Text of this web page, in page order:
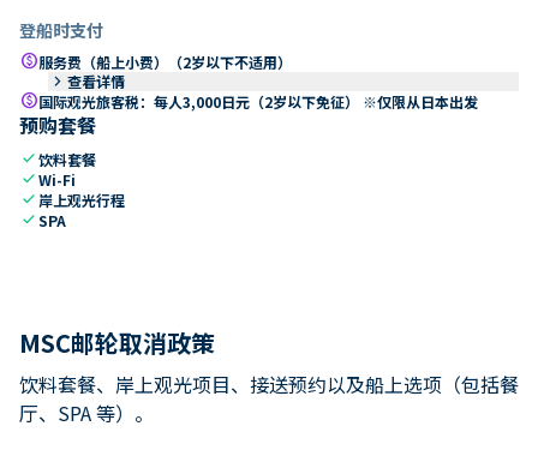
登船时支付
paid服务费（船上小费）（2岁以下不适用）
keyboard_arrow_right 查看详情
paid国际观光旅客税：每人3,000日元（2岁以下免征） ※仅限从日本出发
预购套餐
check饮料套餐
checkWi-Fi
check 岸上观光行程
checkSPA
MSC邮轮取消政策
饮料套餐、岸上观光项目、接送预约以及船上选项（包括餐
厅、SPA 等）。